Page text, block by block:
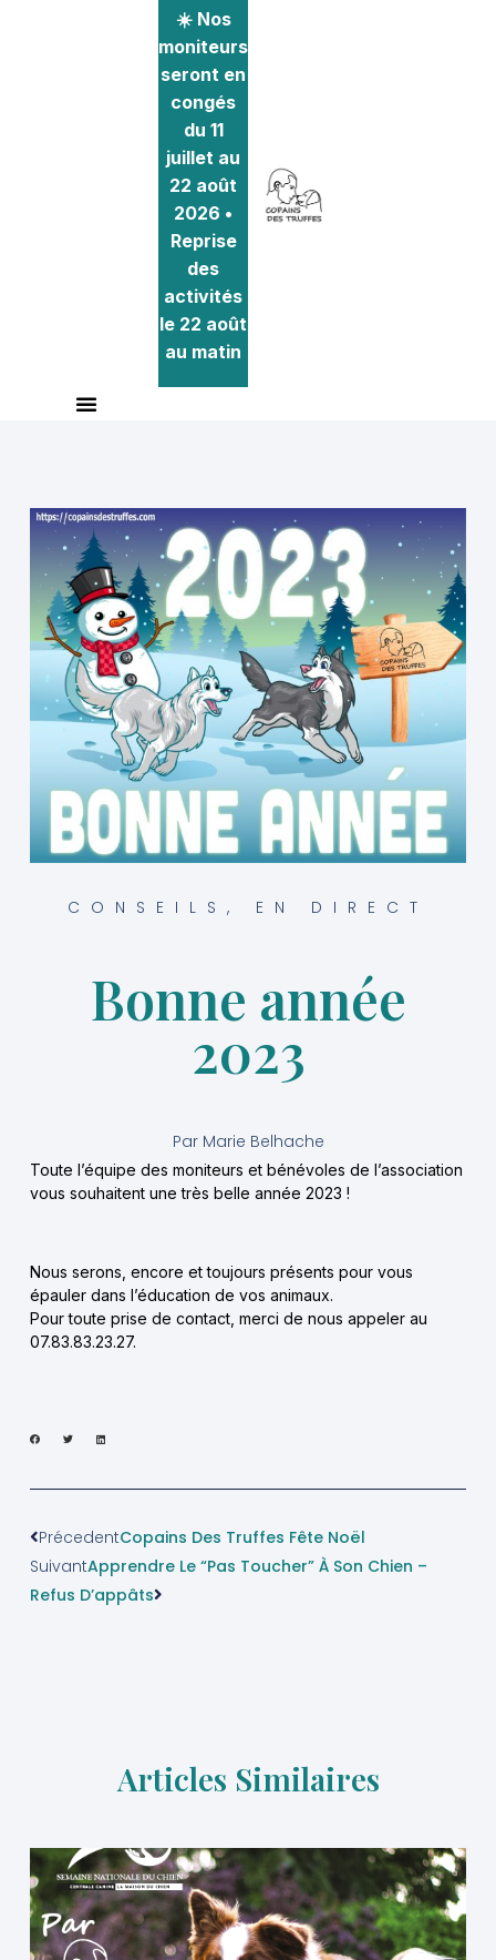
☀️ Nos
moniteurs
seront en
congés
du 11
juillet au
22 août
2026 •
Reprise
des
activités
le 22 août
au matin
CONSEILS , EN DIRECT
Bonne année
2023
ParMarie Belhache
Toute l’équipe des moniteurs et bénévoles de l’association
vous souhaitent une très belle année 2023 !
Nous serons, encore et toujours présents pour vous
épauler dans l’éducation de vos animaux.
Pour toute prise de contact, merci de nous appeler au
07.83.83.23.27.
PrécedentCopains Des Truffes Fête Noël
SuivantApprendre Le “Pas Toucher” À Son Chien –
Refus D’appâts
Articles Similaires